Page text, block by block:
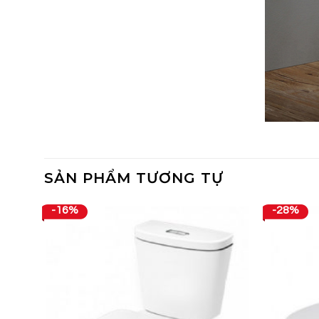
SẢN PHẨM TƯƠNG TỰ
-16% -28%